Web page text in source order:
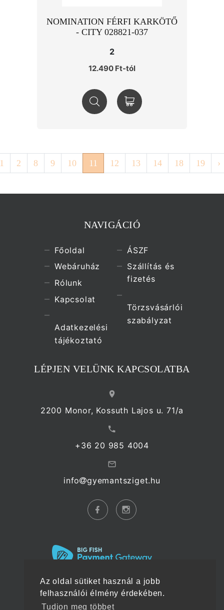
Az oldal sütiket használ a jobb
felhasználói élmény érdekében.
Tudjon meg többet
NOMINATION FÉRFI KARKÖTŐ
- CITY 028821-037
2
12.490 Ft-tól
2 8 9 10 11 12 13 14 18 19 ›
NAVIGÁCIÓ
Főoldal
Webáruház
Rólunk
Kapcsolat
Adatkezelési
tájékoztató
ÁSZF
Szállítás és
fizetés
Törzsvásárlói
szabályzat
LÉPJEN VELÜNK KAPCSOLATBA
2200 Monor, Kossuth Lajos u. 71/a
+36 20 985 4004
info gyemantsziget.hu